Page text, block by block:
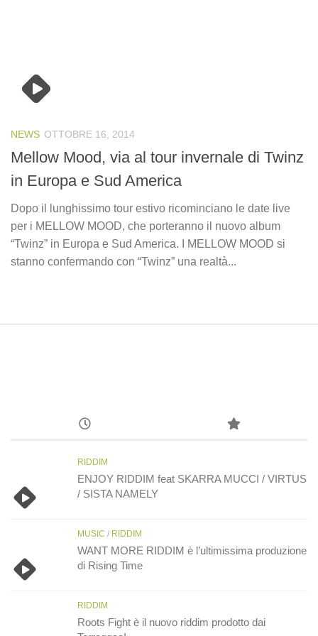
NEWS OTTOBRE 16, 2014
Mellow Mood, via al tour invernale di Twinz
in Europa e Sud America
Dopo il lunghissimo tour estivo ricominciano le date live
per i MELLOW MOOD, che porteranno il nuovo album
“Twinz” in Europa e Sud America. I MELLOW MOOD si
stanno confermando con “Twinz” una realtà...
RIDDIM
ENJOY RIDDIM feat SKARRA MUCCI / VIRTUS
/ SISTA NAMELY
MUSIC / RIDDIM
WANT MORE RIDDIM è l’ultimissima produzione
di Rising Time
RIDDIM
Roots Fight è il nuovo riddim prodotto dai